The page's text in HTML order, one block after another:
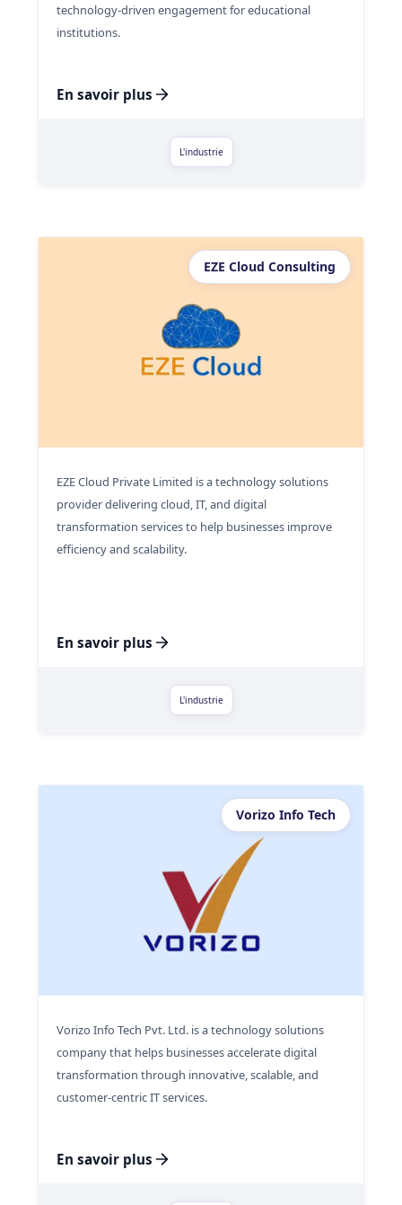
technology-driven engagement for educational
institutions.
En savoir plus
L'industrie
EZE Cloud Consulting
EZE Cloud Private Limited is a technology solutions
provider delivering cloud, IT, and digital
transformation services to help businesses improve
efficiency and scalability.
En savoir plus
L'industrie
Vorizo Info Tech
Vorizo Info Tech Pvt. Ltd. is a technology solutions
company that helps businesses accelerate digital
transformation through innovative, scalable, and
customer-centric IT services.
En savoir plus